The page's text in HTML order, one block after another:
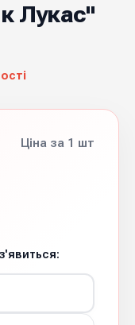
Лукас"
Ціна за 1 шт